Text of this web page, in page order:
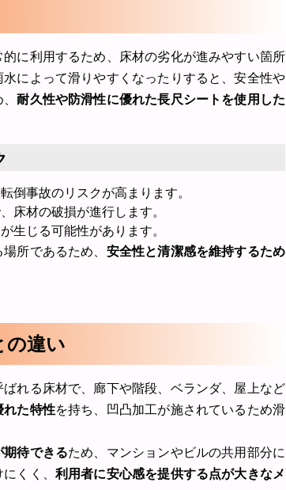
に利用するため、床材の劣化が進みやすい箇所
によって滑りやすくなったりすると、安全性や
、耐久性や防滑性に優れた長尺シートを使用した
倒事故のリスクが高まります。
床材の破損が進行します。
生じる可能性があります。
所であるため、 安全性と清潔感を維持するため
の違い
ばれる床材で、廊下や階段、ベランダ、屋上など
れた特性を持ち、凹凸加工が施されているため滑
待できるため、マンションやビルの共用部分に
くく、 利用者に安心感を提供する点が大きなメ